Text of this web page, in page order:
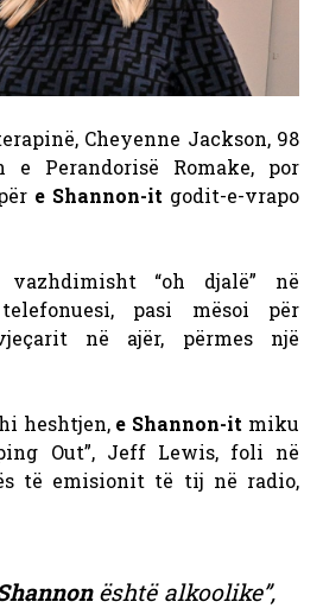
Cheyenne Jackson, 98
e Perandorisë Romake, por
e Shannon-it godit-e-vrapo
“oh djalë” në
pasi mësoi për
në ajër, përmes një
heshtjen,e Shannon-it miku
Out”, Jeff Lewis, foli në
të emisionit të tij në radio,
është alkoolike”,